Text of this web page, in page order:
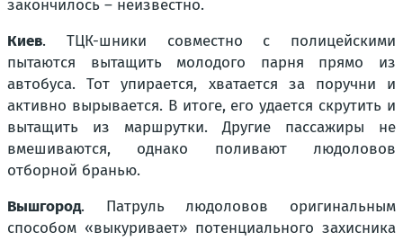
закончилось – неизвестно.
Киев. ТЦК-шники совместно с полицейскими
пытаются вытащить молодого парня прямо из
автобуса. Тот упирается, хватается за поручни и
активно вырывается. В итоге, его удается скрутить и
вытащить из маршрутки. Другие пассажиры не
вмешиваются, однако поливают людоловов
отборной бранью.
Вышгород. Патруль людоловов оригинальным
способом «выкуривает» потенциального захисника